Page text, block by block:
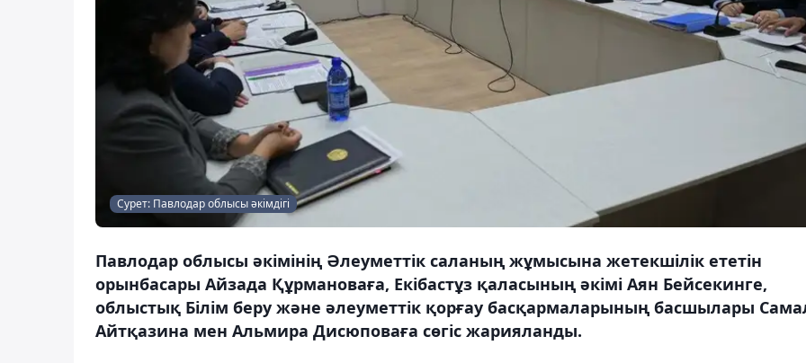
Сурет: Павлодар облысы әкімдігі
Павлодар облысы әкімінің Әлеуметтік саланың жұмысына жетекшілік ететін
орынбасары Айзада Құрмановаға, Екібастұз қаласының әкімі Аян Бейсекинге,
облыстық Білім беру және әлеуметтік қорғау басқармаларының басшылары
Айтқазина мен Альмира Дисюповаға сөгіс жарияланды.